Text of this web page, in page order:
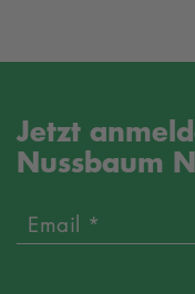
Jetzt
Nussbaum
Email *